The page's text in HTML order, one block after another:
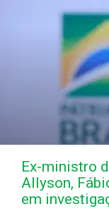
Ex-ministro
Allyson,
em